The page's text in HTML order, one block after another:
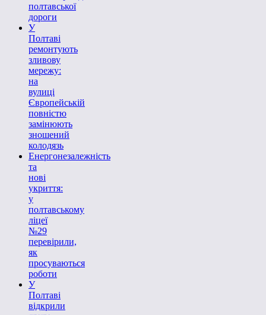
полтавської
дороги
У
Полтаві
ремонтують
зливову
мережу:
на
вулиці
Європейській
повністю
замінюють
зношений
колодязь
Енергонезалежність
та
нові
укриття:
у
полтавському
ліцеї
№29
перевірили,
як
просуваються
роботи
У
Полтаві
відкрили